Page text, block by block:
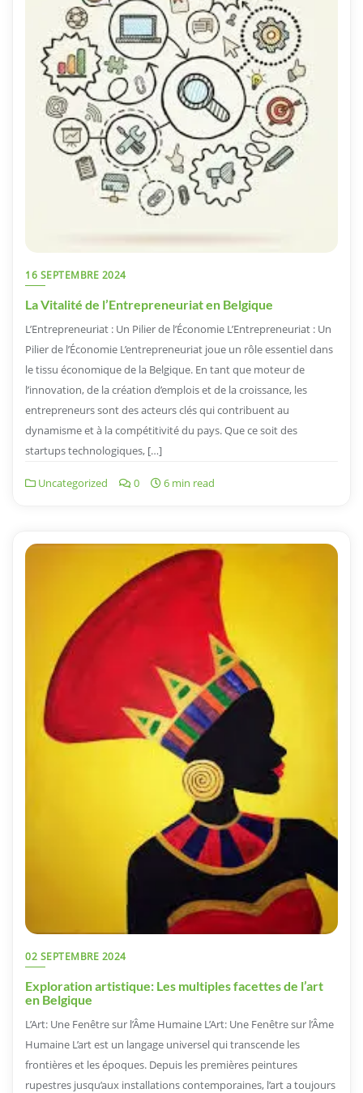
16 SEPTEMBRE 2024
La Vitalité de l’Entrepreneuriat en Belgique
L’Entrepreneuriat : Un Pilier de l’Économie L’Entrepreneuriat : Un
Pilier de l’Économie L’entrepreneuriat joue un rôle essentiel dans
le tissu économique de la Belgique. En tant que moteur de
l’innovation, de la création d’emplois et de la croissance, les
entrepreneurs sont des acteurs clés qui contribuent au
dynamisme et à la compétitivité du pays. Que ce soit des
startups technologiques, […]
Uncategorized 0 6 min read
02 SEPTEMBRE 2024
Exploration artistique: Les multiples facettes de l’art
en Belgique
L’Art: Une Fenêtre sur l’Âme Humaine L’Art: Une Fenêtre sur l’Âme
Humaine L’art est un langage universel qui transcende les
frontières et les époques. Depuis les premières peintures
rupestres jusqu’aux installations contemporaines, l’art a toujours